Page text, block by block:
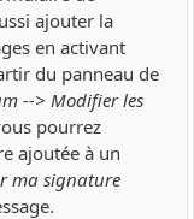
ajouter la
en activant
du panneau de
--> Modifier les
pourrez
ajoutée à un
ma signature